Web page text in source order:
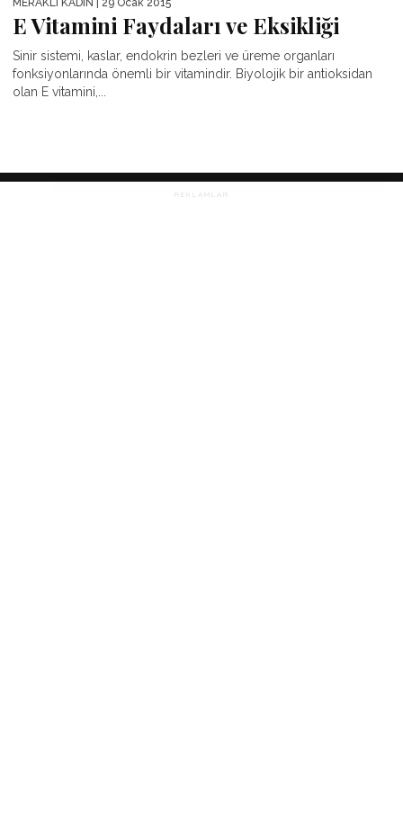
MERAKLI KADIN | 29 Ocak 2015
E Vitamini Faydaları ve Eksikliği
Sinir sistemi, kaslar, endokrin bezleri ve üreme organları
fonksiyonlarında önemli bir vitamindir. Biyolojik bir antioksidan
olan E vitamini,...
REKLAMLAR